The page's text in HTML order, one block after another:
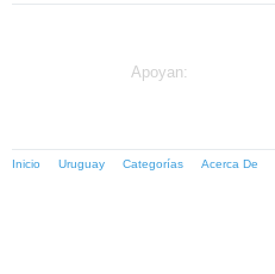
Apoyan:
Inicio Uruguay Categorías Acerca De